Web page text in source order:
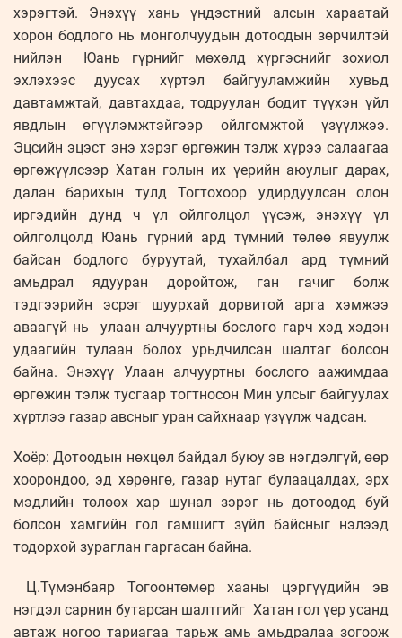
хэрэгтэй. Энэхүү хань үндэстний алсын хараатай
хорон бодлого нь монголчуудын дотоодын зөрчилтэй
нийлэн Юань гүрнийг мөхөлд хүргэснийг зохиол
эхлэхээс дуусах хүртэл байгууламжийн хувьд
давтамжтай, давтахдаа, тодруулан бодит түүхэн үйл
явдлын өгүүлэмжтэйгээр ойлгомжтой үзүүлжээ.
Эцсийн эцэст энэ хэрэг өргөжин тэлж хүрээ салаагаа
өргөжүүлсээр Хатан голын их үерийн аюулыг дарах,
далан барихын тулд Тогтохоор удирдуулсан олон
иргэдийн дунд ч үл ойлголцол үүсэж, энэхүү үл
ойлголцолд Юань гүрний ард түмний төлөө явуулж
байсан бодлого буруутай, тухайлбал ард түмний
амьдрал ядууран доройтож, ган гачиг болж
тэдгээрийн эсрэг шуурхай дорвитой арга хэмжээ
аваагүй нь улаан алчууртны бослого гарч хэд хэдэн
удаагийн тулаан болох урьдчилсан шалтаг болсон
байна. Энэхүү Улаан алчууртны бослого аажимдаа
өргөжин тэлж тусгаар тогтносон Мин улсыг байгуулах
хүртлээ газар авсныг уран сайхнаар үзүүлж чадсан.
Хоёр: Дотоодын нөхцөл байдал буюу эв нэгдэлгүй, өөр
хоорондоо, эд хөрөнгө, газар нутаг булаацалдах, эрх
мэдлийн төлөөх хар шунал зэрэг нь дотоодод буй
болсон хамгийн гол гамшигт зүйл байсныг нэлээд
тодорхой зураглан гаргасан байна.
Ц.Түмэнбаяр Тогоонтөмөр хааны цэргүүдийн эв
нэгдэл сарнин бутарсан шалтгийг Хатан гол үер усанд
автаж ногоо тариагаа тарьж амь амьдралаа зогоож